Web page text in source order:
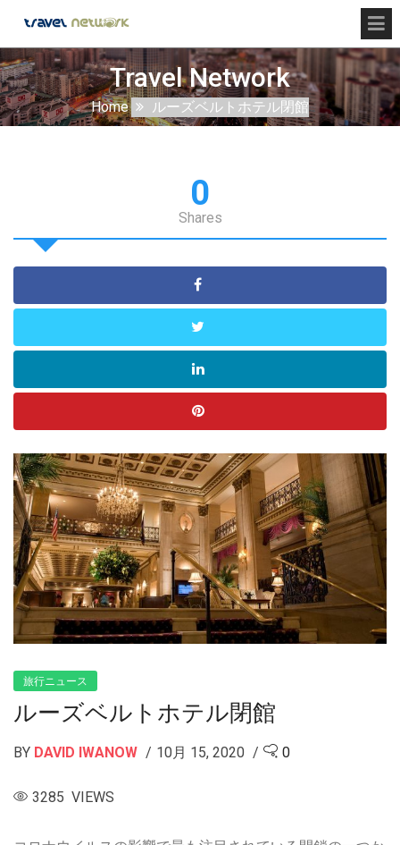
Travel Network
Home ルーズベルトホテル閉館
0
Shares
旅行ニュース
ルーズベルトホテル閉館
BY DAVID IWANOW 10月 15, 2020 0
3285 VIEWS